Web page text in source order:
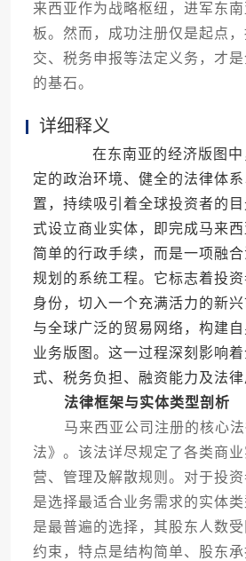
来西亚作为战略枢纽，进军东
板。然而，成功注册仅是起点
交、税务申报等法定义务，才
的基石。
详细释义
在东南亚的经济版图中
定的政治环境、健全的法律体
置，持续吸引着全球投资者的
式设立商业实体，即完成马来
简单的行政手续，而是一项融
规划的系统工程。它标志着投
身份，切入一个充满活力的新
与全球广泛的贸易网络，构建
业务版图。这一过程深刻影响
式、税务负担、融资能力及法律
法律框架与实体类型剖析
马来西亚公司注册的核心法
法》。该法详尽规定了各类商
营、管理及解散规则。对于投
是选择最适合业务需求的实体
是最普遍的选择，其股东人数
约束，特点是结构简单、股东